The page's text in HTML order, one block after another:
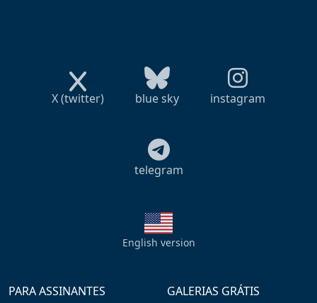
X (twitter) blue sky instagram
telegram
English version
PARA ASSINANTES
GALERIAS GRÁTIS